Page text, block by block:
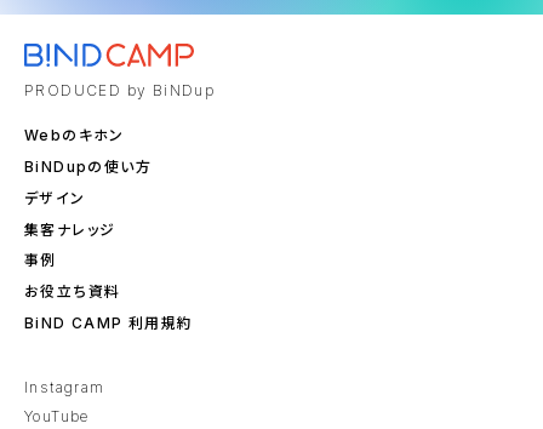
PRODUCED by BiNDup
Webのキホン
BiNDupの使い方
デザイン
集客ナレッジ
事例
お役立ち資料
BiND CAMP 利用規約
Instagram
YouTube